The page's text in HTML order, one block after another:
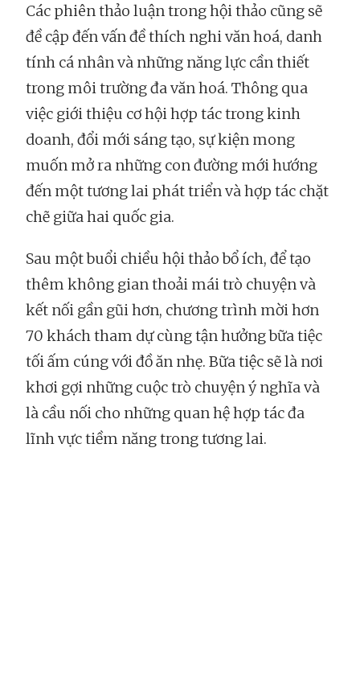
Các phiên thảo luận trong hội thảo cũng sẽ
đề cập đến vấn đề thích nghi văn hoá, danh
tính cá nhân và những năng lực cần thiết
trong môi trường đa văn hoá. Thông qua
việc giới thiệu cơ hội hợp tác trong kinh
doanh, đổi mới sáng tạo, sự kiện mong
muốn mở ra những con đường mới hướng
đến một tương lai phát triển và hợp tác chặt
chẽ giữa hai quốc gia.
Sau một buổi chiều hội thảo bổ ích, để tạo
thêm không gian thoải mái trò chuyện và
kết nối gần gũi hơn, chương trình mời hơn
70 khách tham dự cùng tận hưởng bữa tiệc
tối ấm cúng với đồ ăn nhẹ. Bữa tiệc sẽ là nơi
khơi gợi những cuộc trò chuyện ý nghĩa và
là cầu nối cho những quan hệ hợp tác đa
lĩnh vực tiềm năng trong tương lai.